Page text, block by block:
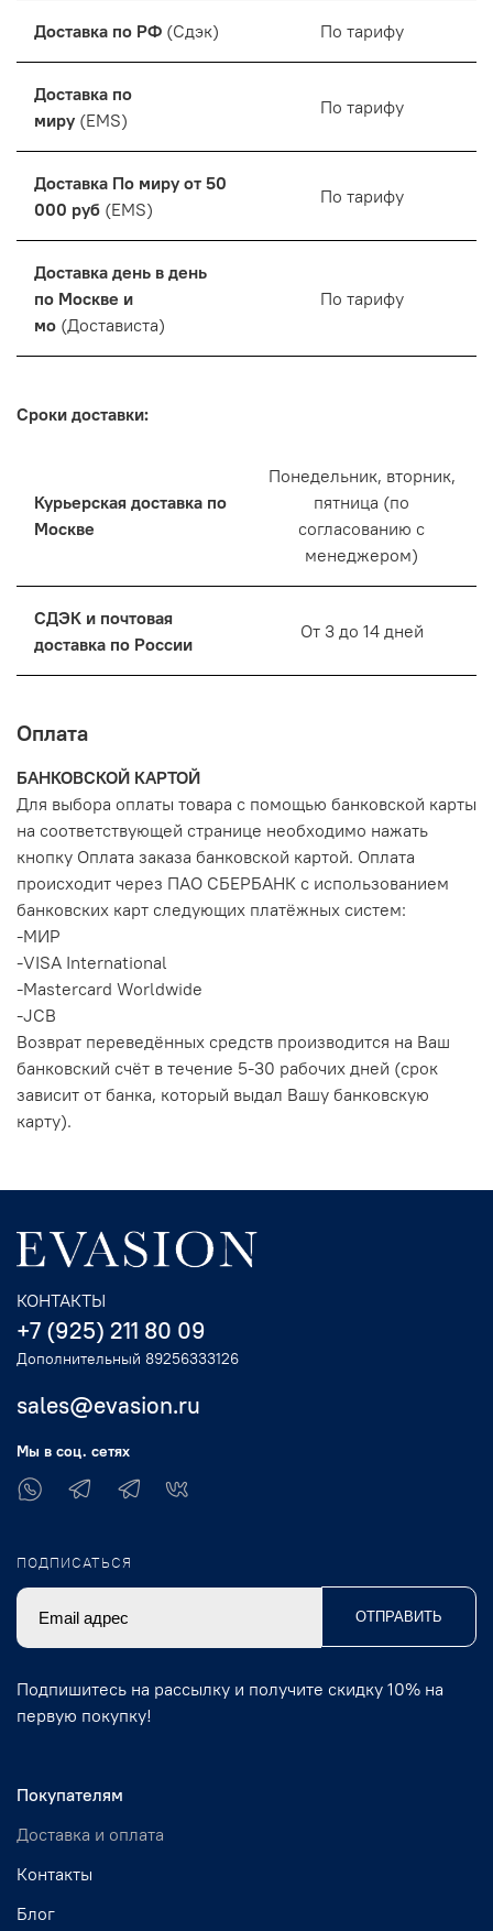
Доставка по РФ (Сдэк) По тарифу
Доставка по
миру (EMS)
По тарифу
Доставка По миру от 50
000 руб (EMS)
По тарифу
Доставка день в день
по Москве и
мо (Достависта)
По тарифу
Сроки доставки:
Курьерская доставка по
Москве
Понедельник, вторник,
пятница (по
согласованию с
менеджером)
СДЭК и почтовая
доставка по России
От 3 до 14 дней
Оплата
БАНКОВСКОЙ КАРТОЙ
Для выбора оплаты товара с помощью банковской карты
на соответствующей странице необходимо нажать
кнопку Оплата заказа банковской картой. Оплата
происходит через ПАО СБЕРБАНК с использованием
банковских карт следующих платёжных систем:
-МИР
-VISA International
-Mastercard Worldwide
-JCB
Возврат переведённых средств производится на Ваш
банковский счёт в течение 5-30 рабочих дней (срок
зависит от банка, который выдал Вашу банковскую
карту).
Покупателям
Доставка и оплата
Контакты
Блог
КОНТАКТЫ
+7 (925) 211 80 09
Дополнительный 89256333126
sales@evasion.ru
Мы в соц. сетях
ПОДПИСАТЬСЯ
ОТПРАВИТЬ
Подпишитесь на рассылку и получите скидку 10% на
первую покупку!